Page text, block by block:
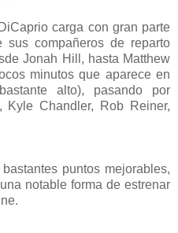
carga con gran parte
compañeros de reparto
Jonah Hill, hasta Matthew
minutos que aparece en
alto), pasando por
Kyle Chandler, Rob Reiner,
puntos mejorables,
notable forma de estrenar